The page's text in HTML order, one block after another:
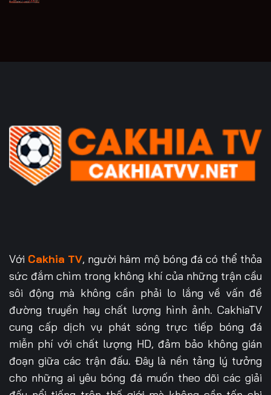
Với Cakhia TV, người hâm mộ bóng đá có thể thỏa
sức đắm chìm trong không khí của những trận cầu
sôi động mà không cần phải lo lắng về vấn đề
đường truyền hay chất lượng hình ảnh. CakhiaTV
cung cấp dịch vụ phát sóng trực tiếp bóng đá
miễn phí với chất lượng HD, đảm bảo không gián
đoạn giữa các trận đấu. Đây là nền tảng lý tưởng
cho những ai yêu bóng đá muốn theo dõi các giải